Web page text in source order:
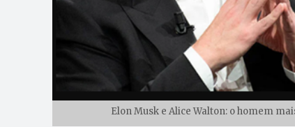
Elon Musk e Alice Walton: o homem